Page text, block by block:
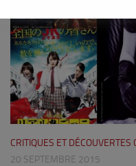
CRITIQUES ET
20 SEPTEMBRE 2015